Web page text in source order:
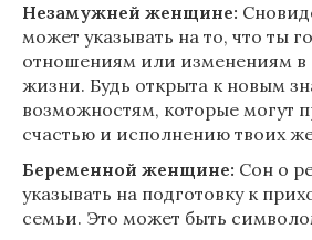
Незамужней женщине:
может указывать на то, что ты
отношениям или изменениям в
жизни. Будь открыта к новым
возможностям, которые могут
счастью и исполнению твоих
Беременной женщине: Сон о
указывать на подготовку к
семьи. Это может быть